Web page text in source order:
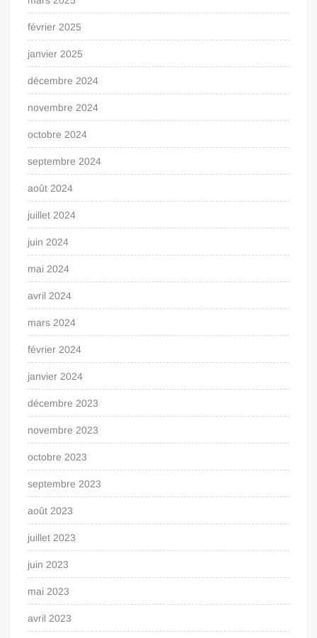
février 2025
janvier 2025
décembre 2024
novembre 2024
octobre 2024
septembre 2024
août 2024
juillet 2024
juin 2024
mai 2024
avril 2024
mars 2024
février 2024
janvier 2024
décembre 2023
novembre 2023
octobre 2023
septembre 2023
août 2023
juillet 2023
juin 2023
mai 2023
avril 2023